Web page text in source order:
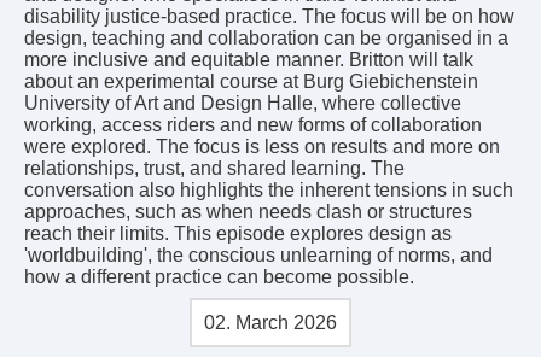
disability justice-based practice. The focus will be on how
design, teaching and collaboration can be organised in a
more inclusive and equitable manner. Britton will talk
about an experimental course at Burg Giebichenstein
University of Art and Design Halle, where collective
working, access riders and new forms of collaboration
were explored. The focus is less on results and more on
relationships, trust, and shared learning. The
conversation also highlights the inherent tensions in such
approaches, such as when needs clash or structures
reach their limits. This episode explores design as
'worldbuilding', the conscious unlearning of norms, and
how a different practice can become possible.
02. March 2026